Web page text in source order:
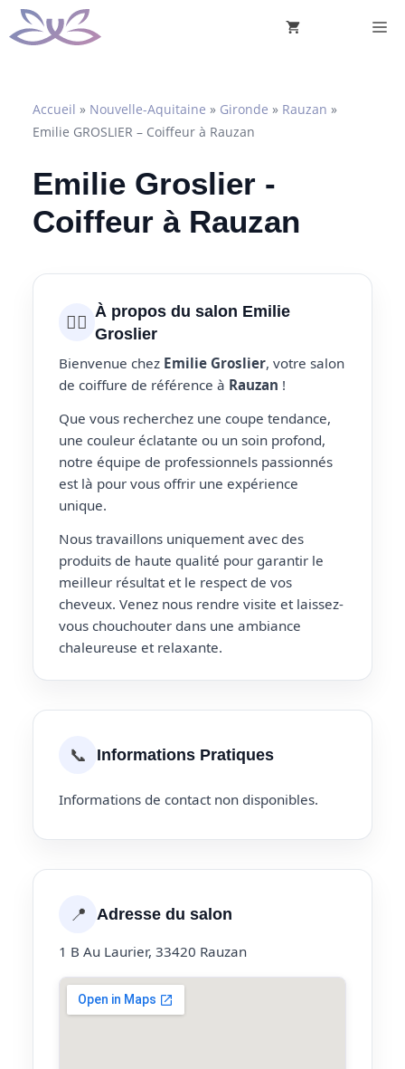
Aller
au
Accueil » Nouvelle-Aquitaine » Gironde » Rauzan »
Emilie GROSLIER – Coiffeur à Rauzan
Emilie Groslier -
Coiffeur à Rauzan
💇‍♀️ À propos du salon Emilie
Groslier
Bienvenue chez Emilie Groslier, votre salon
de coiffure de référence à Rauzan !
Que vous recherchez une coupe tendance,
une couleur éclatante ou un soin profond,
notre équipe de professionnels passionnés
est là pour vous offrir une expérience
unique.
Nous travaillons uniquement avec des
produits de haute qualité pour garantir le
meilleur résultat et le respect de vos
cheveux. Venez nous rendre visite et laissez-
vous chouchouter dans une ambiance
chaleureuse et relaxante.
📞 Informations Pratiques
Informations de contact non disponibles.
📍 Adresse du salon
1 B Au Laurier, 33420 Rauzan